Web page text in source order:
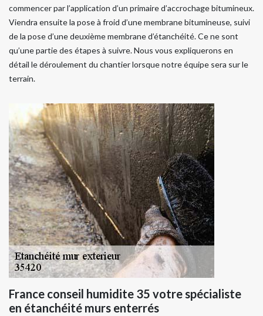
commencer par l’application d’un primaire d’accrochage bitumineux.
Viendra ensuite la pose à froid d’une membrane bitumineuse, suivi
de la pose d’une deuxième membrane d’étanchéité. Ce ne sont
qu’une partie des étapes à suivre. Nous vous expliquerons en
détail le déroulement du chantier lorsque notre équipe sera sur le
terrain.
France conseil humidite 35 votre spécialiste
en étanchéité murs enterrés